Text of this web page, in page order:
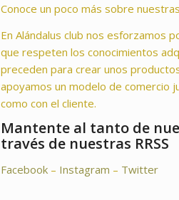
Conoce un poco más sobre
En Alándalus club nos esforzamos
que respeten los conocimientos
preceden para crear unos
apoyamos un modelo de comercio
como con el cliente.
Mantente al tanto de
través de nuestras RRSS
Facebook – Instagram – Twitter